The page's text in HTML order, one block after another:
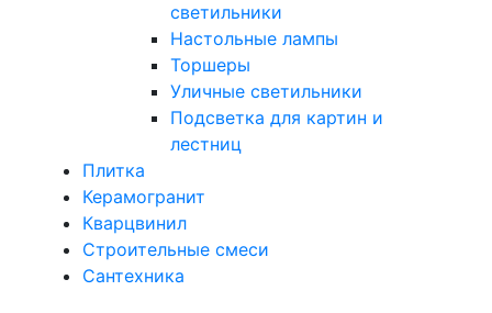
светильники
Настольные лампы
Торшеры
Уличные светильники
Подсветка для картин и
лестниц
Плитка
Керамогранит
Кварцвинил
Строительные смеси
Сантехника